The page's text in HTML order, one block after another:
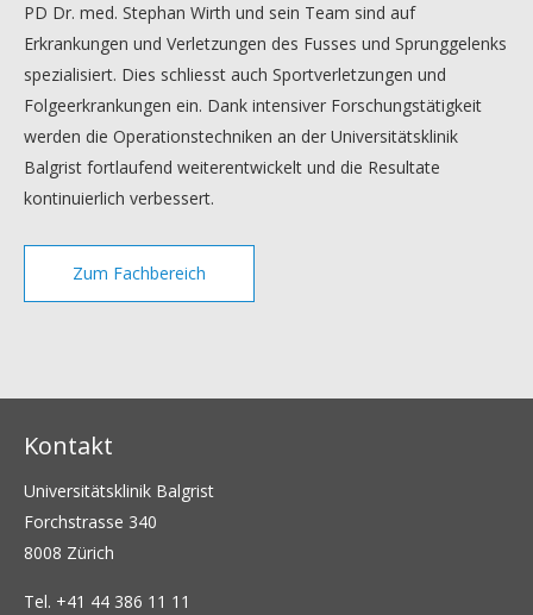
PD Dr. med. Stephan Wirth und sein Team sind auf
Erkrankungen und Verletzungen des Fusses und Sprunggelenks
spezialisiert. Dies schliesst auch Sportverletzungen und
Folgeerkrankungen ein. Dank intensiver Forschungstätigkeit
werden die Operationstechniken an der Universitätsklinik
Balgrist fortlaufend weiterentwickelt und die Resultate
kontinuierlich verbessert.
Zum Fachbereich
Kontakt
Universitätsklinik Balgrist
Forchstrasse 340
8008 Zürich
Tel. +41 44 386 11 11